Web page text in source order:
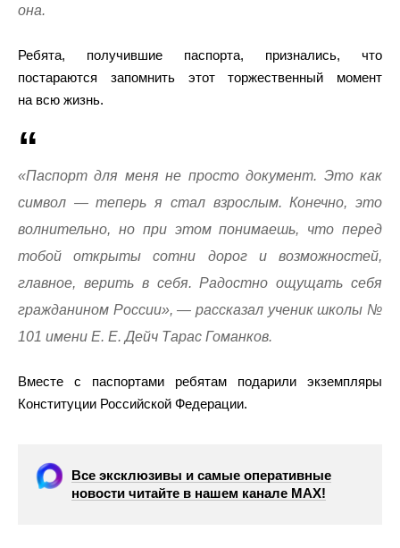
она.
Ребята, получившие паспорта, признались, что
постараются запомнить этот торжественный момент
на всю жизнь.
«Паспорт для меня не просто документ. Это как
символ — теперь я стал взрослым. Конечно, это
волнительно, но при этом понимаешь, что перед
тобой открыты сотни дорог и возможностей,
главное, верить в себя. Радостно ощущать себя
гражданином России», — рассказал ученик школы №
101 имени Е. Е. Дейч Тарас Гоманков.
Вместе с паспортами ребятам подарили экземпляры
Конституции Российской Федерации.
Все эксклюзивы и самые оперативные
новости читайте в нашем канале МАХ!